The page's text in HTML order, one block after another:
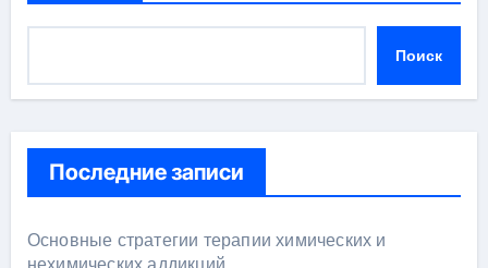
Поиск
Последние записи
Основные стратегии терапии химических и